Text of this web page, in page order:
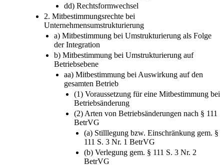
dd) Rechtsformwechsel
2. Mitbestimmungsrechte bei
Unternehmensumstrukturierung
a) Mitbestimmung bei Umstrukturierung als Folge
der Integration
b) Mitbestimmung bei Umstrukturierung auf
Betriebsebene
aa) Mitbestimmung bei Auswirkung auf den
gesamten Betrieb
(1) Voraussetzung für eine Mitbestimmung bei
Betriebsänderung
(2) Arten von Betriebsänderungen nach § 111
BetrVG
(a) Stilllegung bzw. Einschränkung gem. §
111 S. 3 Nr. 1 BetrVG
(b) Verlegung gem. § 111 S. 3 Nr. 2
BetrVG